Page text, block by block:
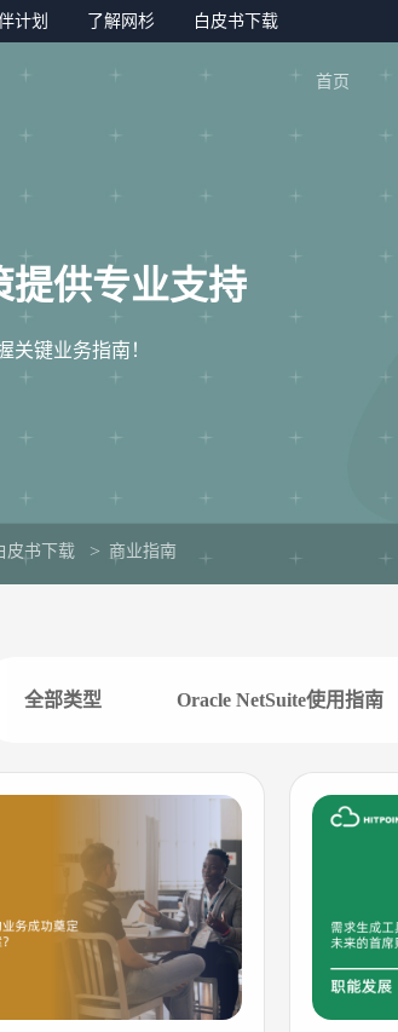
计划 了解网杉 白皮书下载
首页
提供专业支持
关键业务指南！
皮书下载 商业指南
全部类型 Oracle NetSuite使用指南